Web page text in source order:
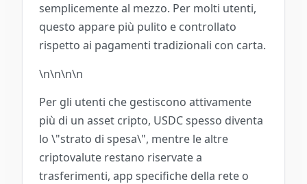
semplicemente al mezzo. Per molti utenti,
questo appare più pulito e controllato
rispetto ai pagamenti tradizionali con carta.
\n\n\n\n
Per gli utenti che gestiscono attivamente
più di un asset cripto, USDC spesso diventa
lo \"strato di spesa\", mentre le altre
criptovalute restano riservate a
trasferimenti, app specifiche della rete o